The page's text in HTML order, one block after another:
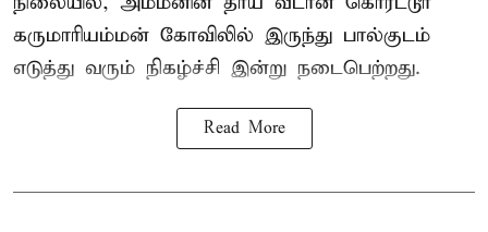
கருமாரியம்மன் கோவிலில் இருந்து பால்குடம்
எடுத்து வரும் நிகழ்ச்சி இன்று நடைபெற்றது.
Read More